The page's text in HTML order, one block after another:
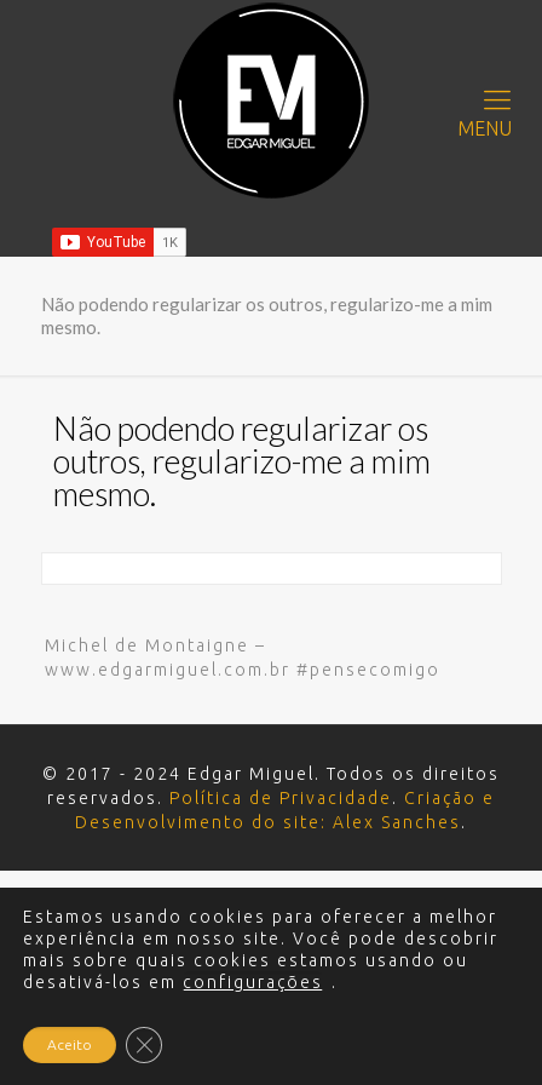
MENU
Não podendo regularizar os outros, regularizo-me a mim
mesmo.
Não podendo regularizar os
outros, regularizo-me a mim
mesmo.
Michel de Montaigne –
www.edgarmiguel.com.br #pensecomigo
© 2017 - 2024 Edgar Miguel. Todos os direitos
reservados. Política de Privacidade . Criação e
Desenvolvimento do site: Alex Sanches .
Estamos usando cookies para oferecer a melhor
experiência em nosso site. Você pode descobrir
mais sobre quais cookies estamos usando ou
desativá-los em configurações .
Aceito Close GDPR Cookie Banner